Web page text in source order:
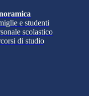
e studenti
scolastico
di studio